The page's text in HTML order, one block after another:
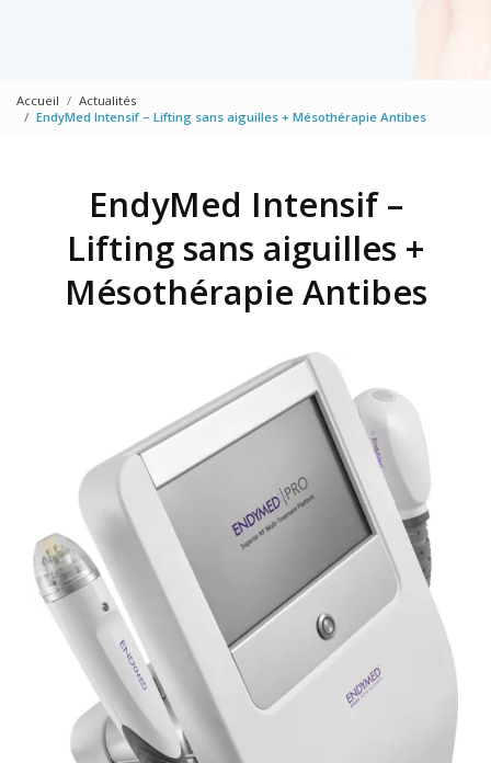
Accueil
Actualités
EndyMed Intensif – Lifting sans aiguilles + Mésothérapie Antibes
EndyMed Intensif –
Lifting sans aiguilles +
Mésothérapie Antibes